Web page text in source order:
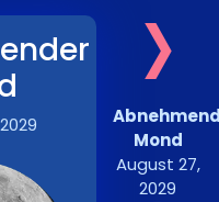
Mond
August 27,
2029